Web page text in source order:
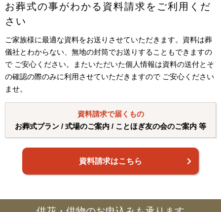
お葬式の事がわかる資料請求をご利用くだ
さい
ご家族様に最適な資料をお送りさせていただきます。資料は葬
儀社とわからない、無地の封筒でお送りすることもできますの
で ご安心ください。またいただいた個人情報は資料の送付とそ
の確認の際のみに利用させていただきますので ご安心ください
ませ。
資料請求で届くもの
お葬式プラン / 式場のご案内 / ことほぎ友の会のご案内 等
資料請求はこちら